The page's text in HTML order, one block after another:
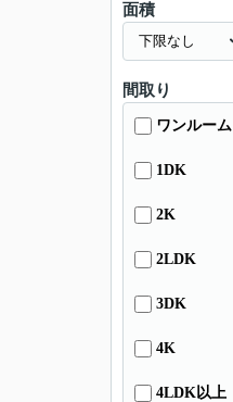
面積
間取り
ワンルーム
1DK
2K
2LDK
3DK
4K
4LDK以上